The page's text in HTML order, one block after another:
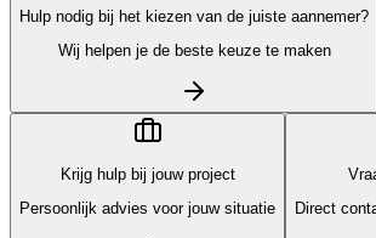
Hulp nodig bij het kiezen van de juiste aannemer?
Wij helpen je de beste keuze te maken
Krijg hulp bij jouw project
Persoonlijk advies voor jouw situatie
Direct